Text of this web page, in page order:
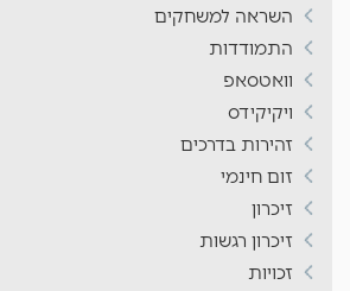
השראה למשחקים
התמודדות
וואטסאפ
ויקיקידס
זהירות בדרכים
זום חינמי
זיכרון
זיכרון רגשות
זכויות